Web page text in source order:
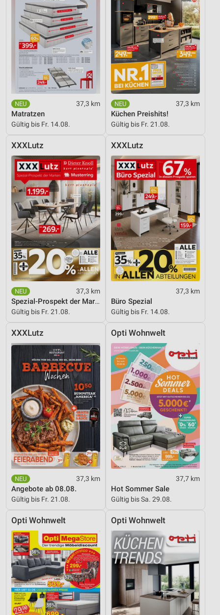
37,3 km
Matratzen
Gültig bis Fr. 14.08.
37,3 km
Küchen Preishits!
Gültig bis Fr. 21.08.
XXXLutz
37,3 km
Spezial-Prospekt der Marken
Gültig bis Fr. 21.08.
XXXLutz
37,3 km
Büro Spezial
Gültig bis Fr. 14.08.
XXXLutz
37,3 km
Angebote ab 08.08.
Gültig bis Fr. 21.08.
Opti Wohnwelt
37,7 km
Hot Sommer Sale
Gültig bis Sa. 29.08.
Opti Wohnwelt Opti Wohnwelt